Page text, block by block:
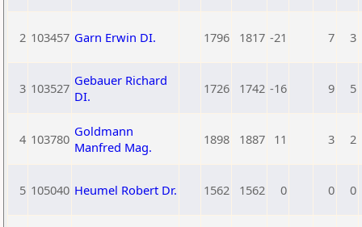
2 103457 Garn Erwin DI. 1796 1817 -21 7 3
3 103527 Gebauer Richard
DI.
1726 1742 -16 9 5
4 103780 Goldmann
Manfred Mag.
1898 1887 11 3 2
5 105040 Heumel Robert Dr. 1562 1562 0 0 0